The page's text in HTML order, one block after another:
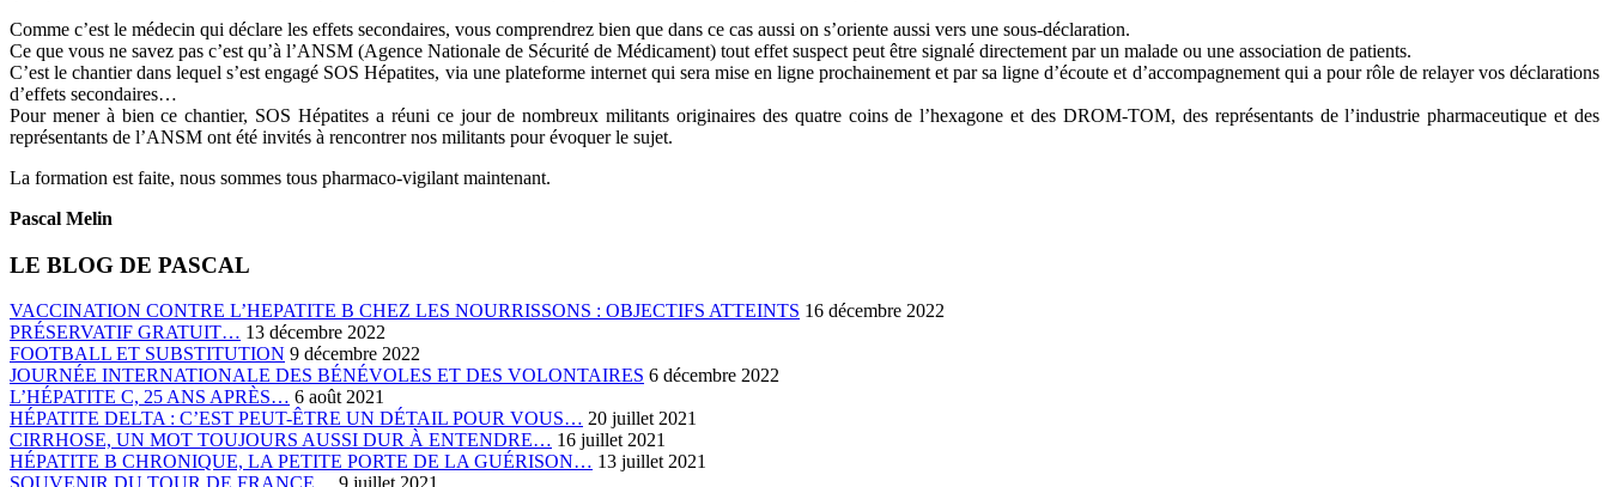
Comme c’est le médecin qui déclare les effets secondaires, vous comprendrez bien que dans ce cas aussi on s’oriente aussi vers une sous-déclaration.
Ce que vous ne savez pas c’est qu’à l’ANSM (Agence Nationale de Sécurité de Médicament) tout effet suspect peut être signalé directement par un malade ou une association de patients.
C’est le chantier dans lequel s’est engagé SOS Hépatites, via une plateforme internet qui sera mise en ligne prochainement et par sa ligne d’écoute et d’accompagnement qui a pour rôle de relayer vos déclarations
d’effets secondaires…
Pour mener à bien ce chantier, SOS Hépatites a réuni ce jour de nombreux militants originaires des quatre coins de l’hexagone et des DROM-TOM, des représentants de l’industrie pharmaceutique et des
représentants de l’ANSM ont été invités à rencontrer nos militants pour évoquer le sujet.
La formation est faite, nous sommes tous pharmaco-vigilant maintenant.
Pascal Melin
LE BLOG DE PASCAL
VACCINATION CONTRE L’HEPATITE B CHEZ LES NOURRISSONS : OBJECTIFS ATTEINTS 16 décembre 2022
PRÉSERVATIF GRATUIT… 13 décembre 2022
FOOTBALL ET SUBSTITUTION 9 décembre 2022
JOURNÉE INTERNATIONALE DES BÉNÉVOLES ET DES VOLONTAIRES 6 décembre 2022
L’HÉPATITE C, 25 ANS APRÈS… 6 août 2021
HÉPATITE DELTA : C’EST PEUT-ÊTRE UN DÉTAIL POUR VOUS… 20 juillet 2021
CIRRHOSE, UN MOT TOUJOURS AUSSI DUR À ENTENDRE… 16 juillet 2021
HÉPATITE B CHRONIQUE, LA PETITE PORTE DE LA GUÉRISON… 13 juillet 2021